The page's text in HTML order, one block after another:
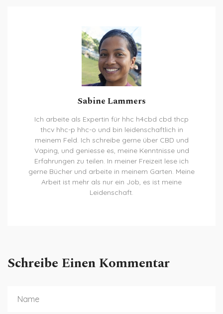
Sabine Lammers
Ich arbeite als Expertin für hhc h4cbd cbd thcp
thcv hhc-p hhc-o und bin leidenschaftlich in
meinem Feld. Ich schreibe gerne über CBD und
Vaping, und geniesse es, meine Kenntnisse und
Erfahrungen zu teilen. In meiner Freizeit lese ich
gerne Bücher und arbeite in meinem Garten. Meine
Arbeit ist mehr als nur ein Job, es ist meine
Leidenschaft.
Schreibe Einen Kommentar